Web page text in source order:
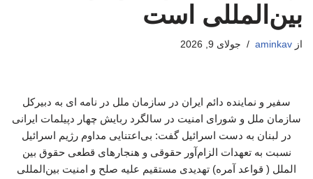
بین‌المللی است
از aminkav جولای 9, 2026
سفیر و نماینده دائم ایران در سازمان ملل در نامه ای به دبیرکل
سازمان ملل و شورای امنیت در سالگرد ربایش چهار دپیلمات ایرانی
در لبنان به دست اسرائیل گفت: بی‌اعتنایی مداوم رژیم اسرائیل
نسبت به تعهدات الزام‌آور حقوقی و هنجارهای قطعی حقوق بین
الملل ( قواعد آمره) تهدیدی مستقیم علیه صلح و امنیت بین‌المللی